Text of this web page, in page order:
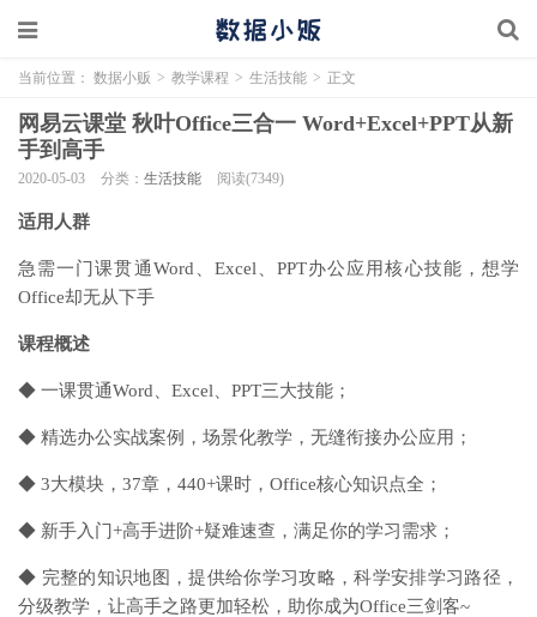
当前位置： 数据小贩 > 教学课程 > 生活技能 > 正文
网易云课堂 秋叶Office三合一 Word+Excel+PPT从新
手到高手
2020-05-03 分类： 生活技能 阅读(7349)
适用人群
急需一门课贯通Word、Excel、PPT办公应用核心技能，想学
Office却无从下手
课程概述
◆ 一课贯通Word、Excel、PPT三大技能；
◆ 精选办公实战案例，场景化教学，无缝衔接办公应用；
◆ 3大模块，37章，440+课时，Office核心知识点全；
◆ 新手入门+高手进阶+疑难速查，满足你的学习需求；
◆ 完整的知识地图，提供给你学习攻略，科学安排学习路径，
分级教学，让高手之路更加轻松，助你成为Office三剑客~